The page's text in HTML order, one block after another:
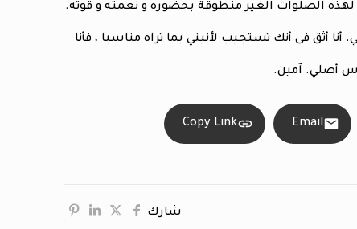
الصلوات الغير منطوقة بحضوره و نعمته و قوته.
أثق فى أنك تستجيب لأنيني بما تراه مناسبا ، فأنا
أصلي. آمين.
Email
Copy Link
شارك